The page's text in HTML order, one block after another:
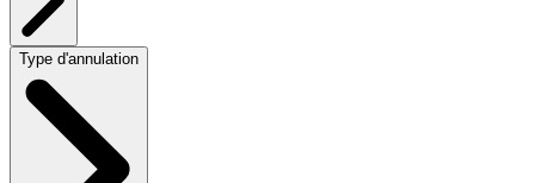
Type d'annulation